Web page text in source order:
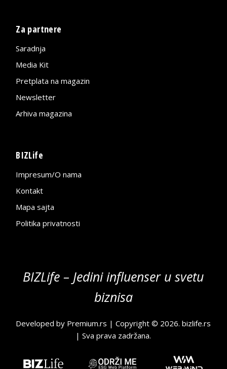
Za partnere
Saradnja
Media Kit
Pretplata na magazin
Newsletter
Arhiva magazina
BIZLife
Impresum/O nama
Kontakt
Mapa sajta
Politika privatnosti
BIZLife – Jedini influenser u svetu
biznisa
Developed by Premium.rs | Copyright © 2026.bizlife.rs
| Sva prava zadržana.